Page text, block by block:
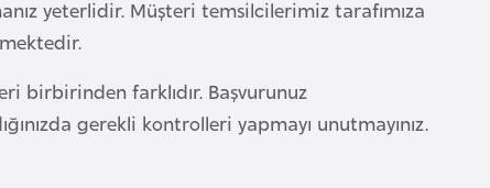
yeterlidir. Müşteri temsilcilerimiz tarafımıza
birbirinden farklıdır. Başvurunuz
gerekli kontrolleri yapmayı unutmayınız.